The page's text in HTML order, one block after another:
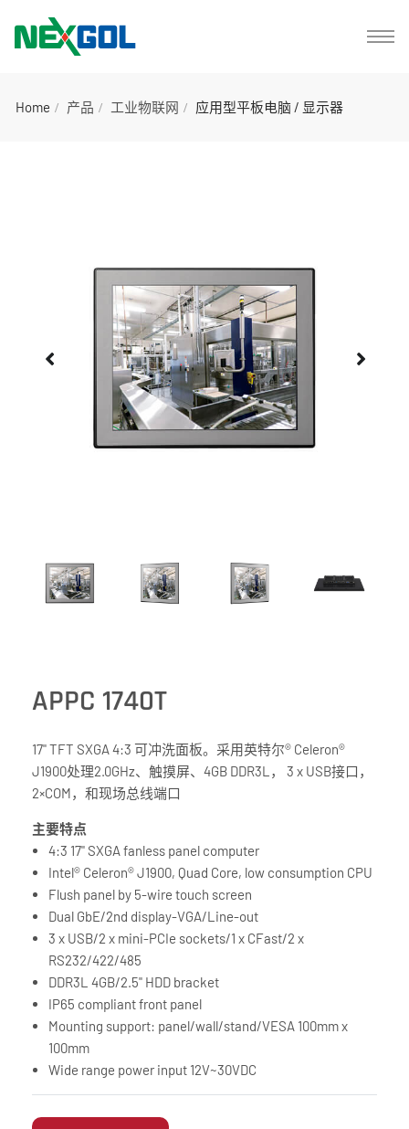
Home 产品 工业物联网 应用型平板电脑 / 显示器
APPC 1740T
17" TFT SXGA 4:3 可冲洗面板。采用英特尔® Celeron®
J1900处理2.0GHz、触摸屏、4GB DDR3L， 3 x USB接口，
2×COM，和现场总线端口
主要特点
4:3 17" SXGA fanless panel computer
Intel® Celeron® J1900, Quad Core, low consumption CPU
Flush panel by 5-wire touch screen
Dual GbE/2nd display-VGA/Line-out
3 x USB/2 x mini-PCIe sockets/1 x CFast/2 x
RS232/422/485
DDR3L 4GB/2.5" HDD bracket
IP65 compliant front panel
Mounting support: panel/wall/stand/VESA 100mm x
100mm
Wide range power input 12V~30VDC